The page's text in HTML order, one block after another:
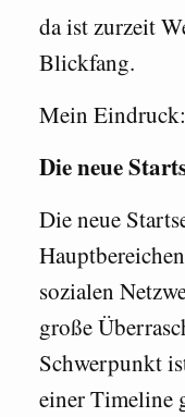
da ist zurzeit
Blickfang.
Mein Eindruck:
Die neue
Die neue
sozialen
große
Schwerpunkt
einer Timeline